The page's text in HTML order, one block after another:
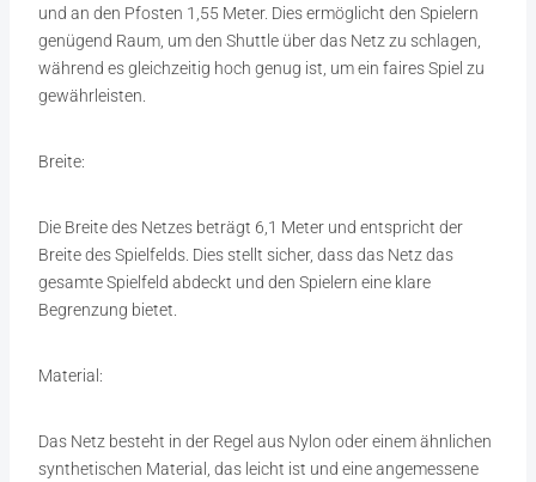
und an den Pfosten 1,55 Meter. Dies ermöglicht den Spielern
genügend Raum, um den Shuttle über das Netz zu schlagen,
während es gleichzeitig hoch genug ist, um ein faires Spiel zu
gewährleisten.
Breite:
Die Breite des Netzes beträgt 6,1 Meter und entspricht der
Breite des Spielfelds. Dies stellt sicher, dass das Netz das
gesamte Spielfeld abdeckt und den Spielern eine klare
Begrenzung bietet.
Material:
Das Netz besteht in der Regel aus Nylon oder einem ähnlichen
synthetischen Material, das leicht ist und eine angemessene